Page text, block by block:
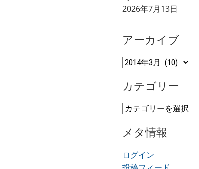
2026年7月13日
アーカイブ
ア
カ
ブ
カテゴリー
カ
ゴ
ー
メタ情報
ログイン